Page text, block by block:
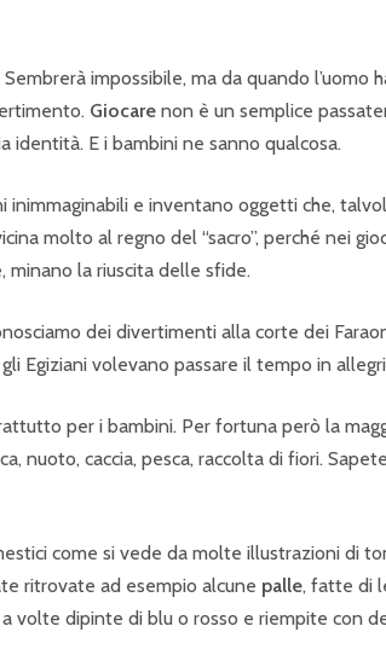
impossibile, ma da quando l’uomo
Giocare non è un semplice
identità. E i bambini ne sanno qualcosa.
inimmaginabili e inventano oggetti che,
molto al regno del “sacro”, perché nei
minano la riuscita delle sfide.
dei divertimenti alla corte dei
Egiziani volevano passare il tempo in
per i bambini. Per fortuna però la
nuoto, caccia, pesca, raccolta di fiori.
come si vede da molte illustrazioni di
ritrovate ad esempio alcune palle, fatte di
volte dipinte di blu o rosso e riempite con